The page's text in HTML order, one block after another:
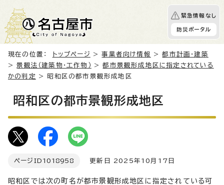
緊急情報なし
防災ポータル
現在の位置： トップページ >事業者向け情報 >都市計画・建築
>景観法（建築物・工作物） >都市景観形成地区に指定されている
かの判定
> 昭和区の都市景観形成地区
昭和区の都市景観形成地区
ページID 1018958 更新日 2025年10月17日
昭和区では次の町名が都市景観形成地区に指定されている可